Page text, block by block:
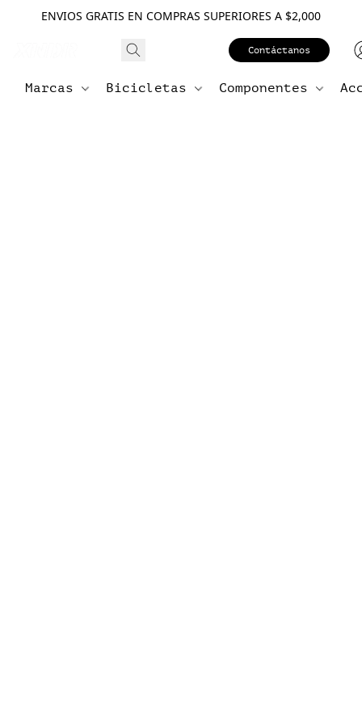
ENVIOS GRATIS EN COMPRAS SUPERIORES A $2,000
Contáctanos
Marcas Bicicletas Componentes